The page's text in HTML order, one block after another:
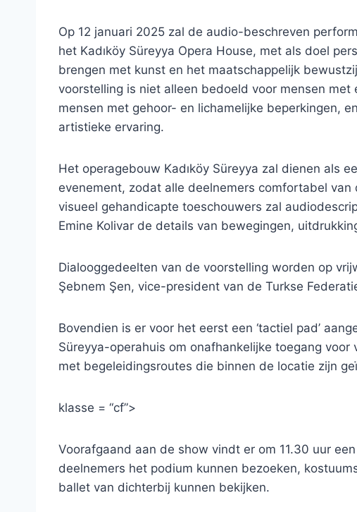
Op 12 januari 2025 zal de audio-beschreven
het Kadıköy Süreyya Opera House, met als doel
brengen met kunst en het maatschappelijk
voorstelling is niet alleen bedoeld voor mensen met
mensen met gehoor- en lichamelijke beperkingen,
artistieke ervaring.
Het operagebouw Kadıköy Süreyya zal dienen als
evenement, zodat alle deelnemers comfortabel
visueel gehandicapte toeschouwers zal
Emine Kolivar de details van bewegingen,
Dialooggedeelten van de voorstelling worden op
Şebnem Şen, vice-president van de Turkse
Bovendien is er voor het eerst een ‘tactiel pad’
Süreyya-operahuis om onafhankelijke toegang
met begeleidingsroutes die binnen de locatie zijn
klasse = “cf”>
Voorafgaand aan de show vindt er om 11.30 uur
deelnemers het podium kunnen bezoeken,
ballet van dichterbij kunnen bekijken.